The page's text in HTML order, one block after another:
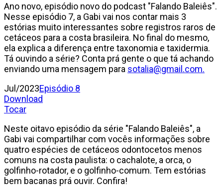
Ano novo, episódio novo do podcast "Falando Baleiês".
Nesse episódio 7, a Gabi vai nos contar mais 3
estórias muito interessantes sobre registros raros de
cetáceos para a costa brasileira. No final do mesmo,
ela explica a diferença entre taxonomia e taxidermia.
Tá ouvindo a série? Conta prá gente o que tá achando
enviando uma mensagem para sotalia@gmail.com.
Jul/2023Episódio 8
Download
Tocar
Neste oitavo episódio da série "Falando Baleiês", a
Gabi vai compartilhar com vocês informações sobre
quatro espécies de cetáceos odontocetos menos
comuns na costa paulista: o cachalote, a orca, o
golfinho-rotador, e o golfinho-comum. Tem estórias
bem bacanas prá ouvir. Confira!